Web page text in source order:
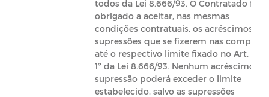
todos da Lei 8.666/93. O Contratado fica
obrigado a aceitar, nas mesmas
condições contratuais, os acréscimos ou
supressões que se fizerem nas compras,
até o respectivo limite fixado no Art. 65, §
1º da Lei 8.666/93. Nenhum acréscimo ou
supressão poderá exceder o limite
estabelecido, salvo as supressões